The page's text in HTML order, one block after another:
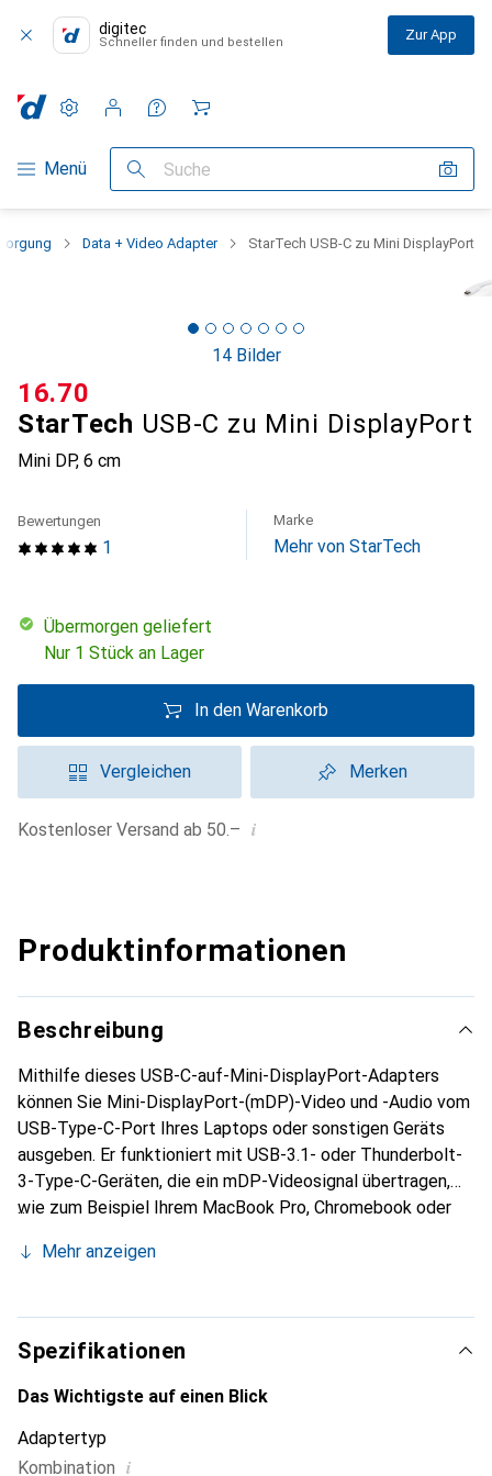
digitec
Schneller finden und bestellen Zur App
Navigation nach Kategorien
Menü Suche
Einstellungen
Kundenkonto
Vergleichslisten
Merklisten
Warenkorb
Data + Video Adapter StarTech USB-C zu Mini DisplayPort
14 Bilder
StarTech USB-C zu Mini DisplayPort
Mini DP, 6 cm
CHF
16.70
1
Bewertungen Marke
Mehr von StarTech
übermorgen geliefert
Nur 1 Stück an Lager
In den Warenkorb
Vergleichen Merken
Kostenloser Versand ab 50.– i
Produktinformationen
Beschreibung
Mithilfe dieses USB-C-auf-Mini-DisplayPort-Adapters
können Sie Mini-DisplayPort-(mDP)-Video und -Audio vom
USB-Type-C-Port Ihres Laptops oder sonstigen Geräts
ausgeben. Er funktioniert mit USB-3.1- oder Thunderbolt-
3-Type-C-Geräten, die ein mDP-Videosignal übertragen,
wie zum Beispiel Ihrem MacBook Pro, Chromebook oder
Videofunktionen der USB-Type-C-Verbindung Ihres
Qualität mit Ihrem 4K-Display bei 60 Hz zu erreichen. Sie
können eine Ausgabeauflösung von bis zu 3840 x 2160p
bei 60 Hz erreichen. Ideal für Aufgaben, die eine hohe
Auflösung erfordern, wie die Wiedergabe von 4K-Videos.
1080p-Monitoren oder -Displays, wodurch er sich
hervorragend für Anwendungen am Arbeitsplatz eignet.
Mehr anzeigen
Spezifikationen
Das Wichtigste auf einen Blick
Adaptertyp
Kombination i